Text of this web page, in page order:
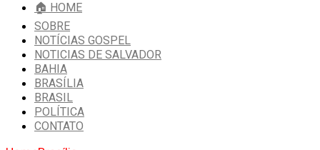
🏠 HOME
SOBRE
NOTÍCIAS GOSPEL
NOTICIAS DE SALVADOR
BAHIA
BRASÍLIA
BRASIL
POLÍTICA
CONTATO